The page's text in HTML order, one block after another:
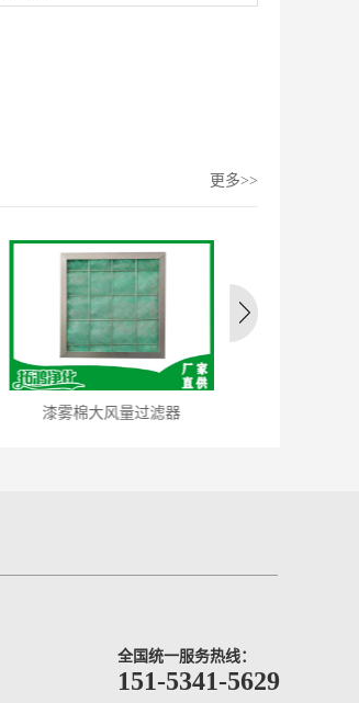
更多>>
漆雾棉大风量过滤器
全国统一服务热线：
151-5341-5629